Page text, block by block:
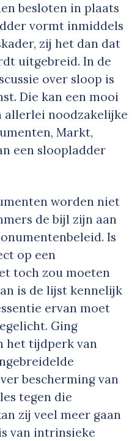
besloten in plaats
vormt inmiddels
zij het dan dat
uitgebreid. In de
over sloop is
Die kan een mooi
allerlei noodzakelijke
Markt,
een sloopladder
worden niet
de bijl zijn aan
Is
op een
toch zou moeten
is de lijst kennelijk
ervan moet
Ging
het tijdperk van
bescherming van
tegen die
zij veel meer gaan
van intrinsieke